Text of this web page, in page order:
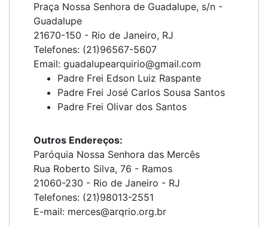
Praça Nossa Senhora de Guadalupe, s/n -
Guadalupe
21670-150 - Rio de Janeiro, RJ
Telefones: (21)96567-5607
Email: guadalupearquirio@gmail.com
Padre Frei Edson Luiz Raspante
Padre Frei José Carlos Sousa Santos
Padre Frei Olivar dos Santos
Outros Endereços:
Paróquia Nossa Senhora das Mercês
Rua Roberto Silva, 76 - Ramos
21060-230 - Rio de Janeiro - RJ
Telefones: (21)98013-2551
E-mail: merces@arqrio.org.br